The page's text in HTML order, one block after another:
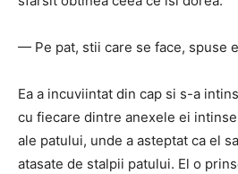
— Pe pat, stii care se face, spuse
Ea a incuviintat din cap si s-a
cu fiecare dintre anexele ei
ale patului, unde a asteptat ca el
atasate de stalpii patului. El o